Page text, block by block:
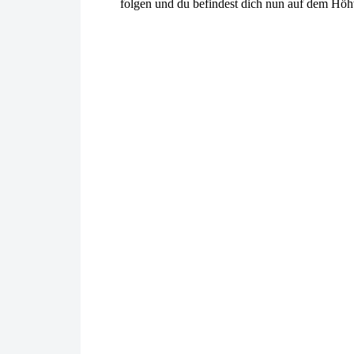
folgen und du befindest dich nun auf dem